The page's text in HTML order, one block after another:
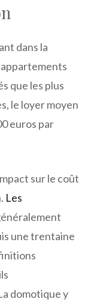
dans la
que les plus
le loyer moyen
euros par
sur le coût
Les
une trentaine
domotique y